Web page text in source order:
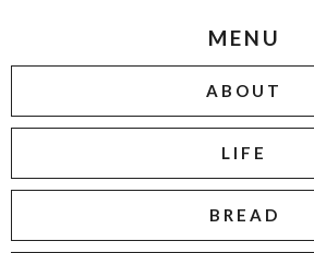
MENU
ABOUT
LIFE
BREAD